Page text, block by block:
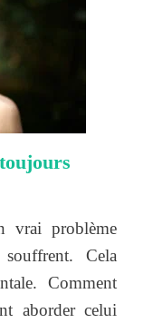
vrai problème
Cela
Comment
aborder celui